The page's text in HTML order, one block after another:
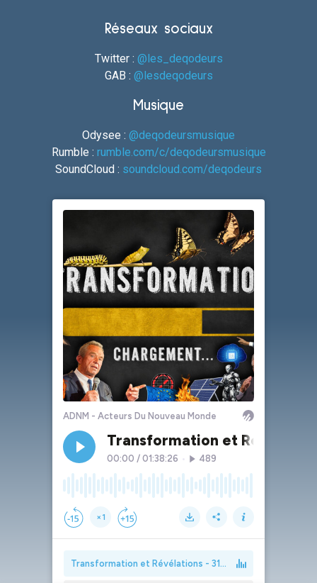
Réseaux sociaux
Twitter : @les_deqodeurs
GAB : @lesdeqodeurs
Musique
Odysee : @deqodeursmusique
Rumble : rumble.com/c/deqodeursmusique
SoundCloud : soundcloud.com/deqodeurs